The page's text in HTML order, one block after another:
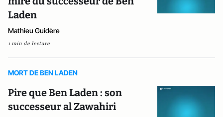
Laden
Mathieu Guidère
1 min de lecture
MORT DE BEN LADEN
Pire que Ben Laden : son
successeur al Zawahiri